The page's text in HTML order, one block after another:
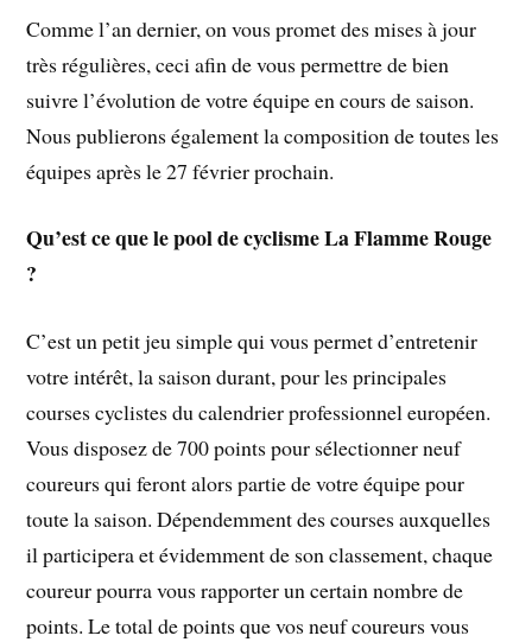
Comme l’an dernier, on vous promet des mises à jour
très régulières, ceci afin de vous permettre de bien
suivre l’évolution de votre équipe en cours de saison.
Nous publierons également la composition de toutes les
équipes après le 27 février prochain.
Qu’est ce que le pool de cyclisme La Flamme Rouge
?
C’est un petit jeu simple qui vous permet d’entretenir
votre intérêt, la saison durant, pour les principales
courses cyclistes du calendrier professionnel européen.
Vous disposez de 700 points pour sélectionner neuf
coureurs qui feront alors partie de votre équipe pour
toute la saison. Dépendemment des courses auxquelles
il participera et évidemment de son classement, chaque
coureur pourra vous rapporter un certain nombre de
points. Le total de points que vos neuf coureurs vous